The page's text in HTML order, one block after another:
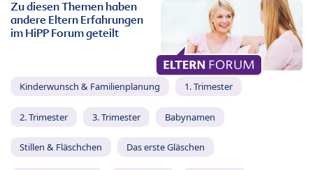
Zu diesen Themen haben
andere Eltern Erfahrungen
im HiPP Forum geteilt
Kinderwunsch & Familienplanung 1. Trimester
2. Trimester 3. Trimester Babynamen
Stillen & Fläschchen Das erste Gläschen